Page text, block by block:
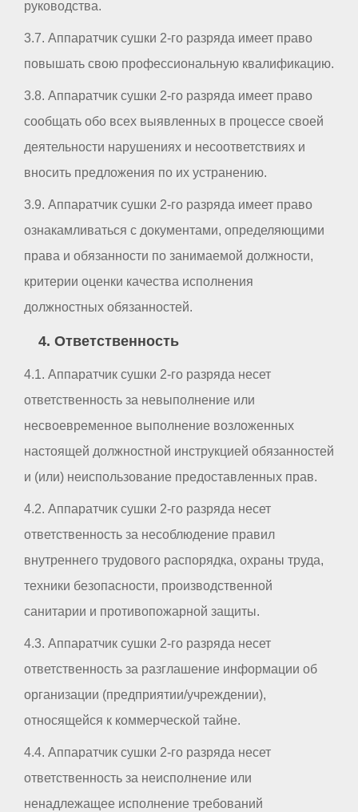
руководства.
3.7. Аппаратчик сушки 2-го разряда имеет право
повышать свою профессиональную квалификацию.
3.8. Аппаратчик сушки 2-го разряда имеет право
сообщать обо всех выявленных в процессе своей
деятельности нарушениях и несоответствиях и
вносить предложения по их устранению.
3.9. Аппаратчик сушки 2-го разряда имеет право
ознакамливаться с документами, определяющими
права и обязанности по занимаемой должности,
критерии оценки качества исполнения
должностных обязанностей.
4. Ответственность
4.1. Аппаратчик сушки 2-го разряда несет
ответственность за невыполнение или
несвоевременное выполнение возложенных
настоящей должностной инструкцией обязанностей
и (или) неиспользование предоставленных прав.
4.2. Аппаратчик сушки 2-го разряда несет
ответственность за несоблюдение правил
внутреннего трудового распорядка, охраны труда,
техники безопасности, производственной
санитарии и противопожарной защиты.
4.3. Аппаратчик сушки 2-го разряда несет
ответственность за разглашение информации об
организации (предприятии/учреждении),
относящейся к коммерческой тайне.
4.4. Аппаратчик сушки 2-го разряда несет
ответственность за неисполнение или
ненадлежащее исполнение требований